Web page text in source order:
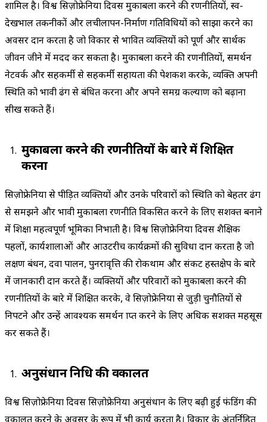
शामिल है। विश्व सिज़ोफ्रेनिया दिवस मुकाबला करने की रणनीतियों, स्व-
देखभाल तकनीकों और लचीलापन-निर्माण गतिविधियों को साझा करने का
अवसर प्रदान करता है जो विकार से प्रभावित व्यक्तियों को पूर्ण और सार्थक
जीवन जीने में मदद कर सकता है। मुकाबला करने की रणनीतियों, समर्थन
नेटवर्क और सहकर्मी से सहकर्मी सहायता की पेशकश करके, व्यक्ति अपनी
स्थिति को प्रभावी ढंग से प्रबंधित करना और अपने समग्र कल्याण को बढ़ाना
सीख सकते हैं।
मुकाबला करने की रणनीतियों के बारे में शिक्षित
करना
सिज़ोफ्रेनिया से पीड़ित व्यक्तियों और उनके परिवारों को स्थिति को बेहतर ढंग
से समझने और प्रभावी मुकाबला रणनीति विकसित करने के लिए सशक्त बनाने
में शिक्षा महत्वपूर्ण भूमिका निभाती है। विश्व सिज़ोफ्रेनिया दिवस शैक्षिक
पहलों, कार्यशालाओं और आउटरीच कार्यक्रमों की सुविधा प्रदान करता है जो
लक्षण प्रबंधन, दवा पालन, पुनरावृत्ति की रोकथाम और संकट हस्तक्षेप के बारे
में जानकारी प्रदान करते हैं। व्यक्तियों और परिवारों को मुकाबला करने की
रणनीतियों के बारे में शिक्षित करके, वे सिज़ोफ्रेनिया से जुड़ी चुनौतियों से
निपटने और उन्हें आवश्यक समर्थन प्राप्त करने के लिए अधिक सशक्त महसूस
कर सकते हैं।
अनुसंधान निधि की वकालत
विश्व सिज़ोफ्रेनिया दिवस सिज़ोफ्रेनिया अनुसंधान के लिए बढ़ी हुई फंडिंग की